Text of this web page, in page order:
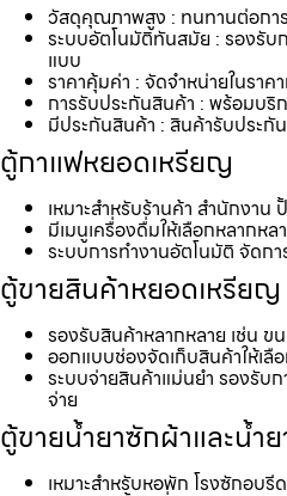
วัสดุคุณภาพสูง : ทนทานต่อการ
ระบบอัตโนมัติทันสมัย : รองรับ
แบบ
ราคาคุ้มค่า : จัดจำหน่ายในราค
การรับประกันสินค้า : พร้อมบริ
มีประกันสินค้า : สินค้ารับประกั
ตู้กาแฟหยอดเหรียญ
เหมาะสำหรับร้านค้า สำนักงา
มีเมนูเครื่องดื่มให้เลือกหลากหล
ระบบการทำงานอัตโนมัติ จัดกา
ตู้ขายสินค้าหยอดเหรียญ
รองรับสินค้าหลากหลาย เช่น ข
ออกแบบช่องจัดเก็บสินค้าให้เลื
ระบบจ่ายสินค้าแม่นยำ รองรับก
จ่าย
ตู้ขายน้ำยาซักผ้าและน้ำ
เหมาะสำหรับหอพัก โรงซักอบรี